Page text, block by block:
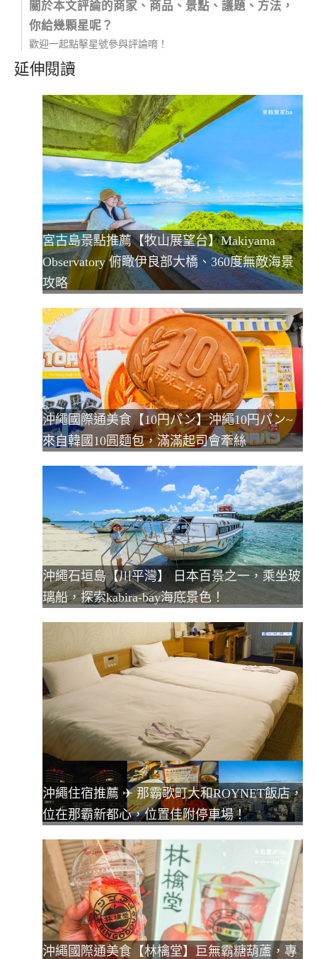
關於本文評論的商家、商品、景點、議題、方法，
你給幾顆星呢？
歡迎一起點擊星號參與評論唷！
延伸閱讀
宮古島景點推薦【牧山展望台】Makiyama
Observatory 俯瞰伊良部大橋、360度無敵海景
攻略
沖繩國際通美食【10円パン】沖繩10円パン~
來自韓國10圓麵包，滿滿起司會牽絲
沖繩石垣島【川平灣】 日本百景之一，乘坐玻
璃船，探索kabira-bay海底景色！
沖繩住宿推薦 ✈ 那霸歌町大和ROYNET飯店，
位在那霸新都心，位置佳附停車場！
沖繩國際通美食【林檎堂】巨無霸糖葫蘆，專